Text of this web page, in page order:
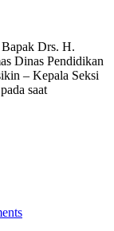
Bapak Drs. H.
Dinas Pendidikan
– Kepala Seksi
saat